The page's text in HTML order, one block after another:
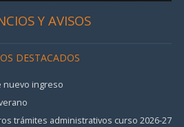
Y AVISOS
DESTACADOS
nuevo ingreso
trámites administrativos curso 2026-27